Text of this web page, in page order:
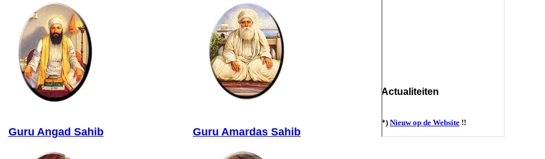
Guru Angad Sahib Guru Amardas Sahib